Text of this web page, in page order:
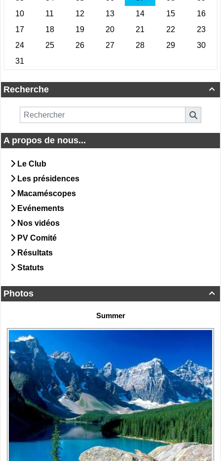

Recherche
A propos de nous...
Le Club
Les présidences
Macaméscopes
Evénements
Nos vidéos
PV Comité
Résultats
Statuts

Photos
Summer